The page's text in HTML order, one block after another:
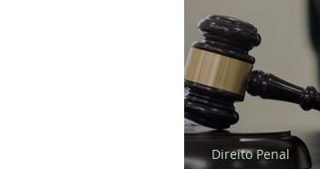
Direito Penal